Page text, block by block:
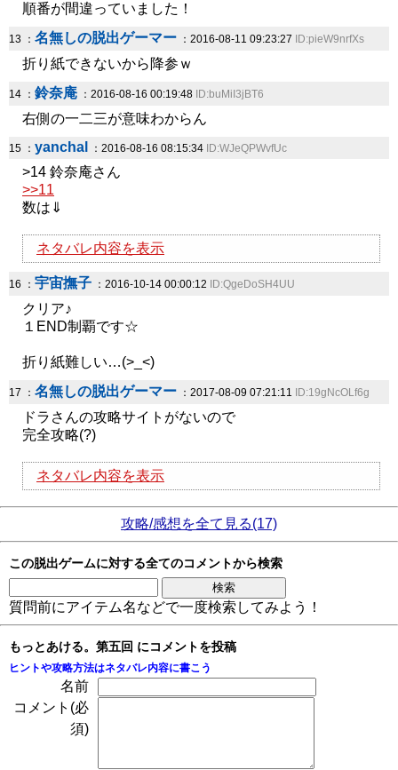
順番が間違っていました！
13 ： 名無しの脱出ゲーマー ：2016-08-11 09:23:27 ID:pieW9nrfXs
折り紙できないから降参ｗ
14 ： 鈴奈庵 ：2016-08-16 00:19:48 ID:buMiI3jBT6
右側の一二三が意味わからん
15 ： yanchal ：2016-08-16 08:15:34 ID:WJeQPWvfUc
>14 鈴奈庵さん
>>11
数は⇓
ネタバレ内容を表示
16 ： 宇宙撫子 ：2016-10-14 00:00:12 ID:QgeDoSH4UU
クリア♪
１END制覇です☆
折り紙難しい…(>_<)
17 ： 名無しの脱出ゲーマー ：2017-08-09 07:21:11 ID:19gNcOLf6g
ドラさんの攻略サイトがないので
完全攻略(?)
ネタバレ内容を表示
攻略/感想を全て見る(17)
この脱出ゲームに対する全てのコメントから検索
質問前にアイテム名などで一度検索してみよう！
もっとあける。第五回 にコメントを投稿
ヒントや攻略方法はネタバレ内容に書こう
名前
コメント(必
須)